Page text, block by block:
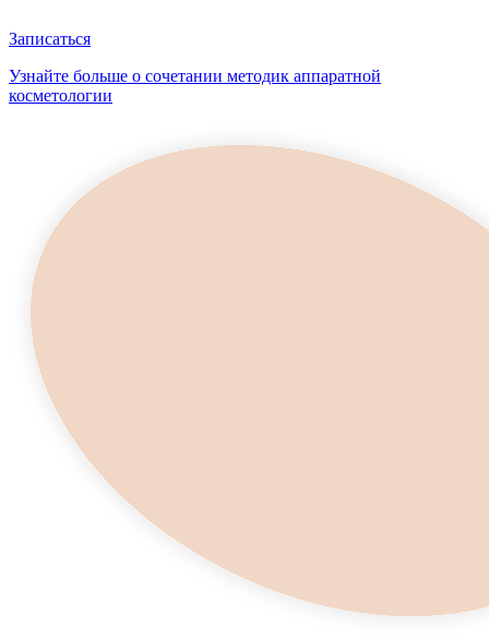
Записаться
Узнайте больше о сочетании методик аппаратной
косметологии